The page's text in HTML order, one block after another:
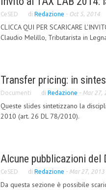
CeSED di Redazione - Oct 5, 2014
CLICCA QUI PER SCARICARE
Claudio Melillo, Tributarista in
Transfer pricing: in
Documenti di Redazione - Mar 27,
Queste slides sintetizzano la
2010 (art. 26 DL 78/2010).
Alcune pubblicazioni
CeSED di Redazione - Mar 27, 2013
Da questa sezione è possibile